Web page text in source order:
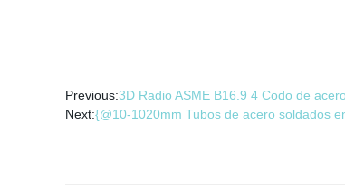
Previous:3D Radio ASME B16.9 4 Codo de
Next:{@10-1020mm Tubos de acero soldados